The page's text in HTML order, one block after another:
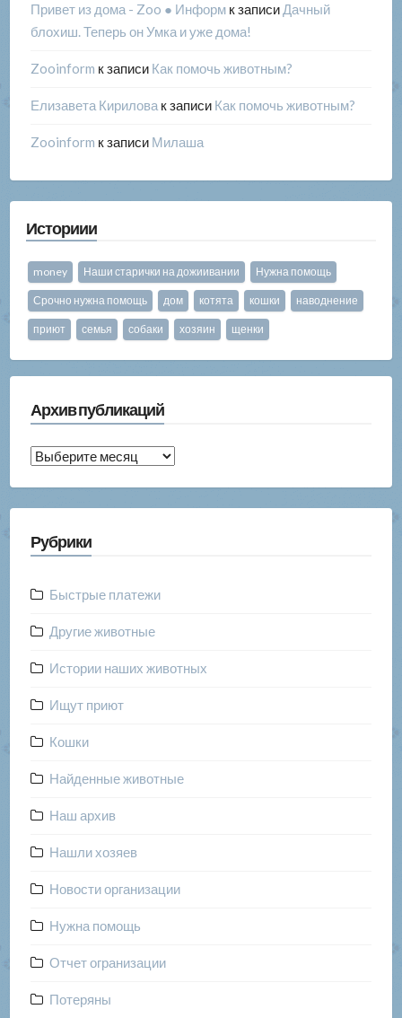
Привет из дома - Zoo ● Информк записи Дачный
блохиш. Теперь он Умка и уже дома!
Zooinform к записи Как помочь животным?
Елизавета Кириловак записи Как помочь животным?
Zooinform к записи Милаша
Историии
money Наши старички на дожиивании Нужна помощь
Срочно нужна помощь дом котята кошки наводнение
приют семья собаки хозяин щенки
Архив публикаций
Архив
Рубрики
Быстрые платежи
Другие животные
Истории наших животных
Ищут приют
Кошки
Найденные животные
Наш архив
Нашли хозяев
Новости организации
Нужна помощь
Отчет огранизации
Потеряны